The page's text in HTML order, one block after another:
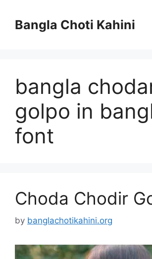
contentBangla Choti Kahini
bangla
golpo in
font
Choda Chodir
by banglachotikahini.org